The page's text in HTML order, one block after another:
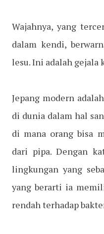
Wajahnya, yang
dalam kendi,
lesu. Ini adalah gejala
Jepang modern
di dunia dalam hal
di mana orang bisa
dari pipa. Dengan
lingkungan yang
yang berarti ia
rendah terhadap